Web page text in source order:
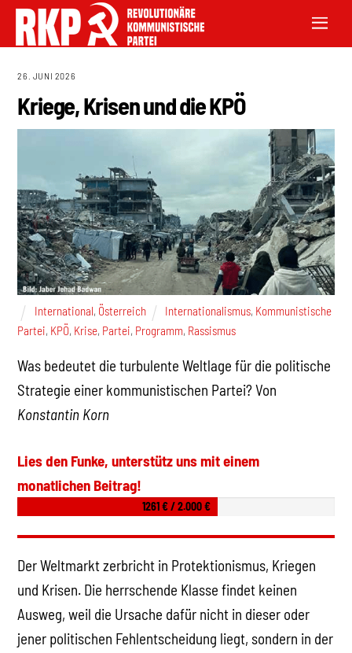
26. JUNI 2026
Kriege, Krisen und die KPÖ
International, Österreich Internationalismus, Kommunistische
Partei, KPÖ, Krise, Partei, Programm, Rassismus
Was bedeutet die turbulente Weltlage für die politische
Strategie einer kommunistischen Partei? Von
Konstantin Korn
Lies den Funke, unterstütz uns mit einem
monatlichen Beitrag!
1261 € / 2.000 €
Der Weltmarkt zerbricht in Protektionismus, Kriegen
und Krisen. Die herrschende Klasse findet keinen
Ausweg, weil die Ursache dafür nicht in dieser oder
jener politischen Fehlentscheidung liegt, sondern in der